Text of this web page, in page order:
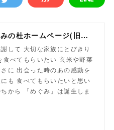
【公式】めぐみの杜ホームページ(旧自然食工房）
して 大切な家族にとびきり
食べてもらいたい 玄米や野菜
に 出会った時のあの感動を
も 食べてもらいたいと思い
から 「めぐみ」は誕生しま